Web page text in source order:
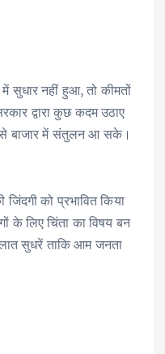
में सुधार नहीं हुआ, तो कीमतों
द्वारा कुछ कदम उठाए
बाजार में संतुलन आ सके।
को प्रभावित किया
के लिए चिंता का विषय बन
सुधरें ताकि आम जनता